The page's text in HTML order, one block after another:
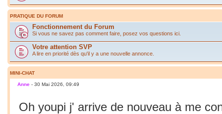
PRATIQUE DU FORUM
Fonctionnement du Forum
Si vous ne savez pas comment faire, posez vos questions ici.
Votre attention SVP
A lire en priorité dès qu'il y a une nouvelle annonce.
MINI-CHAT
Anne - 30 Mai 2026, 09:49
Oh youpi j' arrive de nouveau à me